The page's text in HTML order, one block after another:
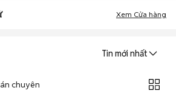
Xem Cửa hàng
Tin mới nhất
chuyên